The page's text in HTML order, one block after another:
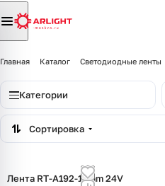
Главная Каталог Светодиодные ленты
Категории
Сортировка
Лента RT-A192-10mm 24V